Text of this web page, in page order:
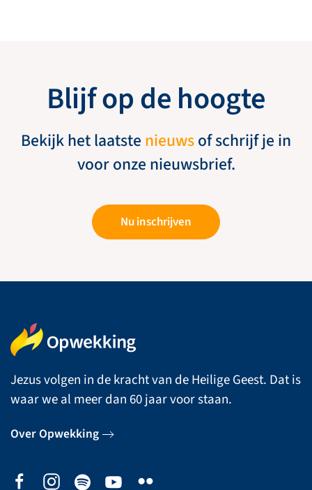
Blijf op de hoogte
Bekijk het laatste nieuwsof schrijf je in
voor onze nieuwsbrief.
Nu inschrijven
Jezus volgen in de kracht van de Heilige Geest. Dat is
waar we al meer dan 60 jaar voor staan.
Over Opwekking